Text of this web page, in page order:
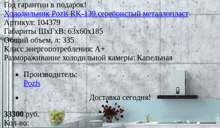
Год гарантии в подарок!
Холодильник Pozis RK-139 серебристый металлопласт
Артикул:104379
Габариты ШxГxВ: 63x60x185
Общий объем, л: 335
Класс энергопотребления: A+
Размораживание холодильной камеры: Капельная
Производитель:
Pozis
Доставка сегодня!
33300руб.
Кол-во: